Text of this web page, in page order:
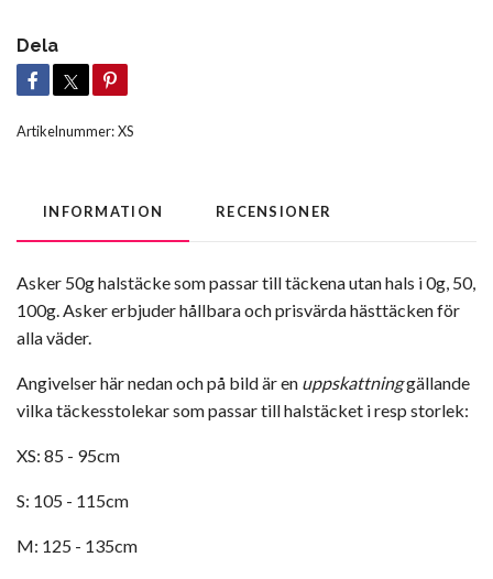
Dela
Artikelnummer:XS
INFORMATION RECENSIONER
Asker 50g halstäcke som passar till täckena utan hals i 0g, 50,
100g. Asker erbjuder hållbara och prisvärda hästtäcken för
alla väder.
Angivelser här nedan och på bild är en uppskattninggällande
vilka täckesstolekar som passar till halstäcket i resp storlek:
XS: 85 - 95cm
S: 105 - 115cm
M: 125 - 135cm